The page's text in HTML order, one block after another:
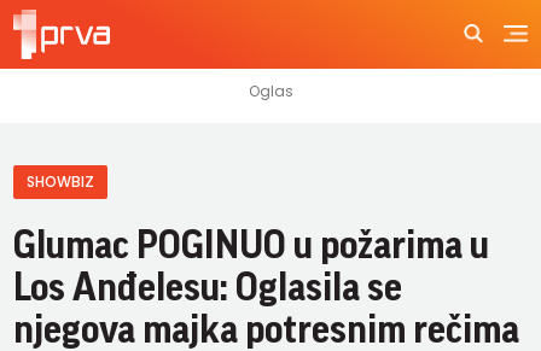
SHOWBIZ
Glumac POGINUO u požarima u
Los Anđelesu: Oglasila se
njegova majka potresnim rečima